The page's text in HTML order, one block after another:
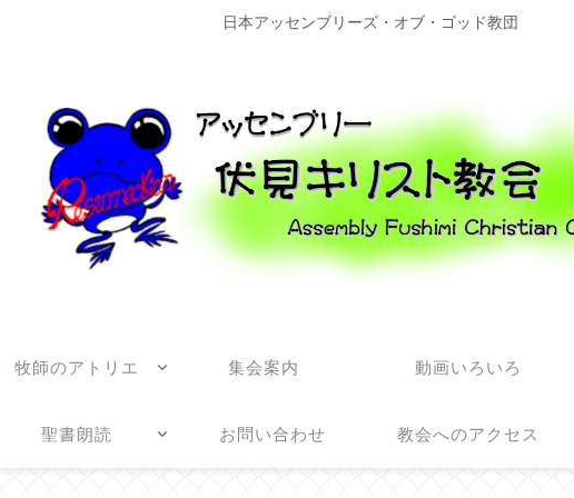
日本アッセンブリーズ・オブ・ゴッド教団
牧師のアトリエ 集会案内 動画いろいろ
聖書朗読 お問い合わせ 教会へのアクセス